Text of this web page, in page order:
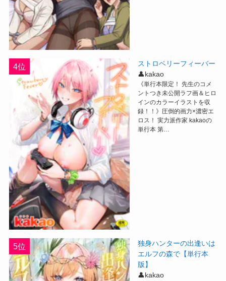
4位
ストロベリーフィーバー
👤kakao
《単行本限定！ 先生のコメ
ントつき未公開ラフ画＆ヒロ
インのカラーイラストを収
録！！》圧倒的画力×濃密エ
ロス！ 実力派作家 kakaoの
単行本 第…
5位
独身ハンターの出逢いは
エルフの森で【単行本
版】
👤kakao